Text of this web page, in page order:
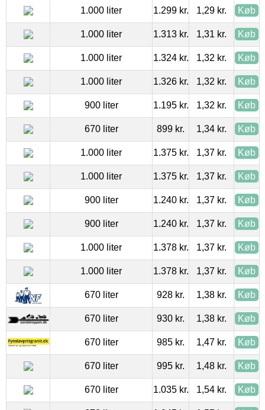
1.000 liter 1.299 kr. 1,29 kr. Køb
1.000 liter 1.313 kr. 1,31 kr. Køb
1.000 liter 1.324 kr. 1,32 kr. Køb
1.000 liter 1.326 kr. 1,32 kr. Køb
900 liter 1.195 kr. 1,32 kr. Køb
670 liter 899 kr. 1,34 kr. Køb
1.000 liter 1.375 kr. 1,37 kr. Køb
1.000 liter 1.375 kr. 1,37 kr. Køb
900 liter 1.240 kr. 1,37 kr. Køb
900 liter 1.240 kr. 1,37 kr. Køb
1.000 liter 1.378 kr. 1,37 kr. Køb
1.000 liter 1.378 kr. 1,37 kr. Køb
670 liter 928 kr. 1,38 kr. Køb
670 liter 930 kr. 1,38 kr. Køb
670 liter 985 kr. 1,47 kr. Køb
670 liter 995 kr. 1,48 kr. Køb
670 liter 1.035 kr. 1,54 kr. Køb